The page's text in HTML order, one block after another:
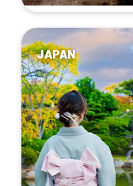
JAPAN